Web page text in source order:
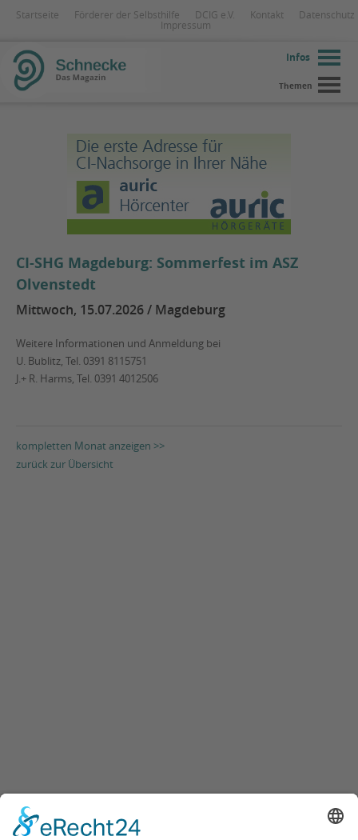
Startseite Förderer der Selbsthilfe DCIG e.V. Kontakt
Datenschutz
Impressum
Infos
Themen
CI-SHG Magdeburg: Sommerfest im ASZ
Olvenstedt
Mittwoch, 15.07.2026 / Magdeburg
Weitere Informationen und Anmeldung bei
U. Bublitz, Tel. 0391 8115751
J.+ R. Harms, Tel. 0391 4012506
kompletten Monat anzeigen >>
zurück zur Übersicht